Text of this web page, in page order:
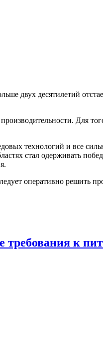
двух десятилетий
Для
технологий и все
стал одерживать
оперативно решить
требования к